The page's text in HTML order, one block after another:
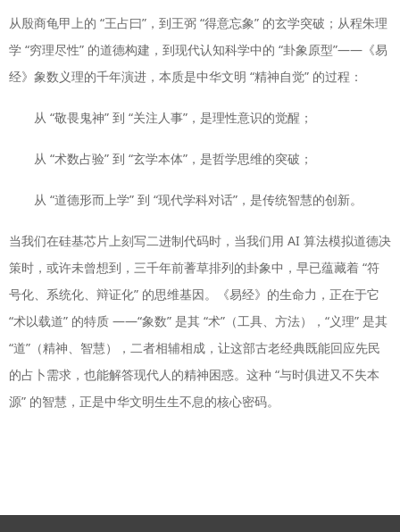
从殷商龟甲上的 “王占曰”，到王弼 “得意忘象” 的玄学突破；从程朱理
学 “穷理尽性” 的道德构建，到现代认知科学中的 “卦象原型”——《易
经》象数义理的千年演进，本质是中华文明 “精神自觉” 的过程：
从 “敬畏鬼神” 到 “关注人事”，是理性意识的觉醒；
从 “术数占验” 到 “玄学本体”，是哲学思维的突破；
从 “道德形而上学” 到 “现代学科对话”，是传统智慧的创新。
当我们在硅基芯片上刻写二进制代码时，当我们用 AI 算法模拟道德决
策时，或许未曾想到，三千年前蓍草排列的卦象中，早已蕴藏着 “符
号化、系统化、辩证化” 的思维基因。《易经》的生命力，正在于它
“术以载道” 的特质 ——“象数” 是其 “术”（工具、方法），“义理” 是其
“道”（精神、智慧），二者相辅相成，让这部古老经典既能回应先民
的占卜需求，也能解答现代人的精神困惑。这种 “与时俱进又不失本
源” 的智慧，正是中华文明生生不息的核心密码。